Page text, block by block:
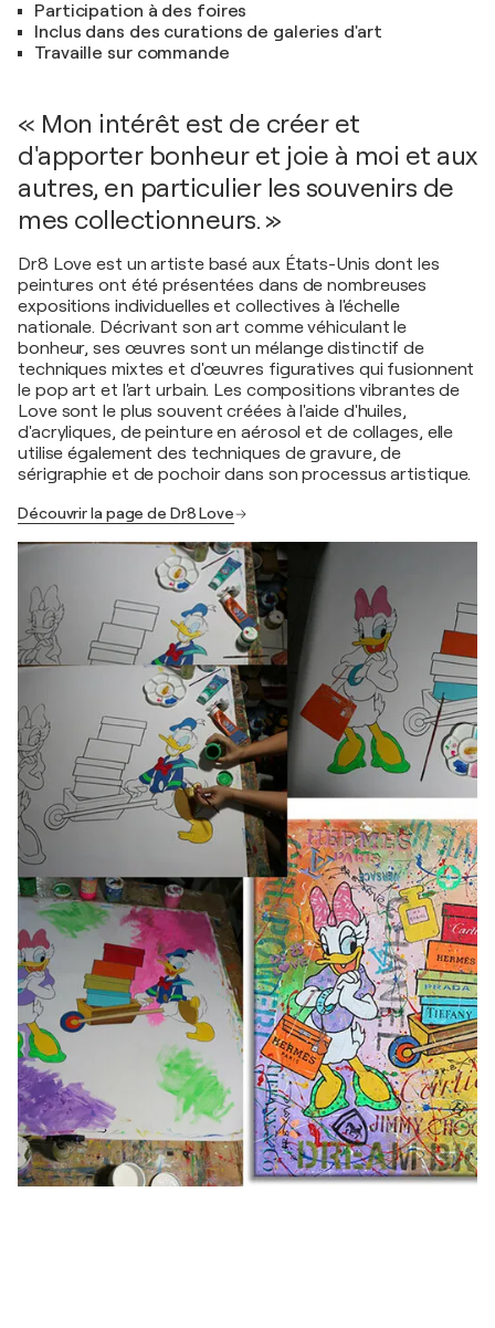
Participation à des foires
Inclus dans des curations de galeries d'art
Travaille sur commande
« Mon intérêt est de créer et
d'apporter bonheur et joie à moi et aux
autres, en particulier les souvenirs de
mes collectionneurs. »
Dr8 Love est un artiste basé aux États-Unis dont les
peintures ont été présentées dans de nombreuses
expositions individuelles et collectives à l'échelle
nationale. Décrivant son art comme véhiculant le
bonheur, ses œuvres sont un mélange distinctif de
techniques mixtes et d'œuvres figuratives qui fusionnent
le pop art et l'art urbain. Les compositions vibrantes de
Love sont le plus souvent créées à l'aide d'huiles,
d'acryliques, de peinture en aérosol et de collages, elle
utilise également des techniques de gravure, de
sérigraphie et de pochoir dans son processus artistique.
Découvrir la page de Dr8 Love